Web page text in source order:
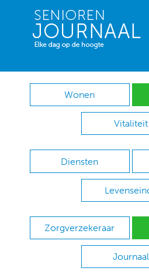
Wonen
Vitaliteit
Diensten
Zorgverzekeraar
Journaal